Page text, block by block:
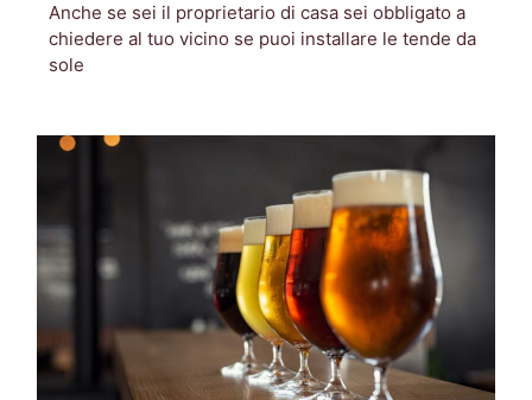
Anche se sei il proprietario di casa sei obbligato a
chiedere al tuo vicino se puoi installare le tende da
sole